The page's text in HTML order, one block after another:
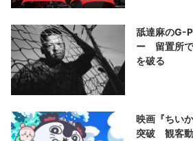
舐達麻のG-
ー 留置所で
を破る
映画『ちい
突破 観客